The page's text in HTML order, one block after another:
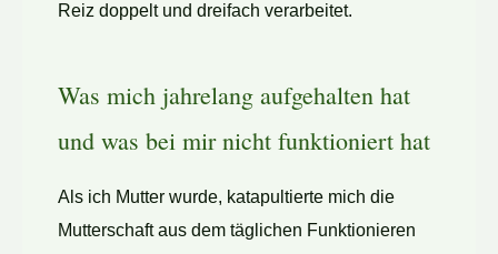
Reiz doppelt und dreifach verarbeitet.
Was mich jahrelang aufgehalten hat
und was bei mir nicht funktioniert hat
Als ich Mutter wurde, katapultierte mich die
Mutterschaft aus dem täglichen Funktionieren